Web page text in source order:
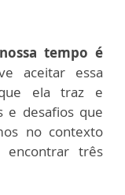
tempo é
aceitar essa
ela traz e
e desafios que
no contexto
encontrar três